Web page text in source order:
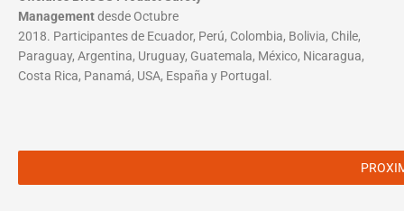
Managementdesde Octubre
2018. Participantes de Ecuador, Perú, Colombia, Bolivia, Chile,
Paraguay, Argentina, Uruguay, Guatemala, México, Nicaragua,
Costa Rica, Panamá, USA, España y Portugal.